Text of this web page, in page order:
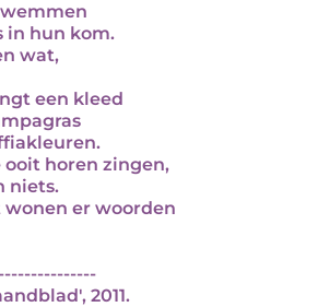
in hun kom.
wat,
een kleed
ooit horen zingen,
niets.
er woorden
2011.